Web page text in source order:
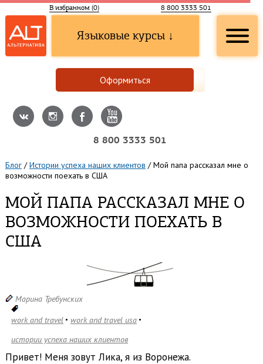
В избранном (0) 8 800 3333 501
Языковые курсы ↓
Оформиться
8 800 3333 501
Блог /Истории успеха наших клиентов /Мой папа рассказал мне о
возможности поехать в США
МОЙ ПАПА РАССКАЗАЛ МНЕ О
ВОЗМОЖНОСТИ ПОЕХАТЬ В
США
Марина Требунских
work and travel
work and travel usa
истории успеха наших клиентов
Привет! Меня зовут Лика, я из Воронежа.